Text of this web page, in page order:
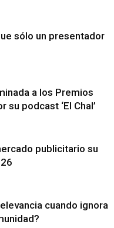
sólo un presentador
a los Premios
su podcast ‘El Chal’
publicitario su
cuando ignora